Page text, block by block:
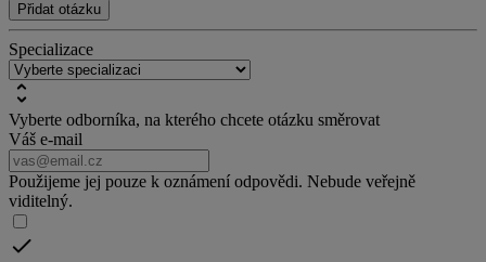
Přidat otázku
Specializace
Vyberte odborníka, na kterého chcete otázku směrovat
Váš e-mail
Použijeme jej pouze k oznámení odpovědi. Nebude veřejně
viditelný.